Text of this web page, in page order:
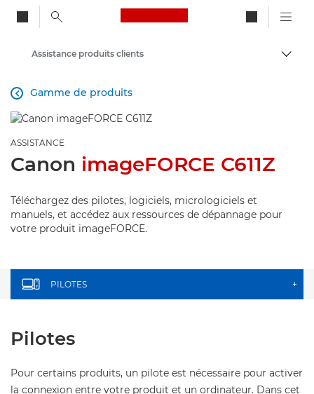
Canon Logo, back to
Assistance produits clients
Gamme de produits

ASSISTANCE
Canon imageFORCE C611Z
Téléchargez des pilotes, logiciels, micrologiciels et
manuels, et accédez aux ressources de dépannage pour
votre produit imageFORCE.
PILOTES +
Pilotes
Pour certains produits, un pilote est nécessaire pour activer
la connexion entre votre produit et un ordinateur. Dans cet